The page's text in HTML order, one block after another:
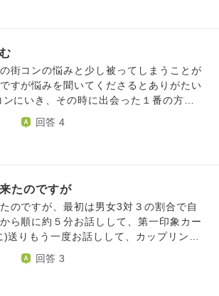
は好意は伝えていませんでした。断られ
な、自己保身のようなことを言われとて
性の方は私とのことは終了し、今気にな
しています。その女性は、私と一緒に婚
なりに仕事も頑張っていて、その女性と
私を雑に扱ったのに幸せなのも許せませ
は周りの人と同じように異性から好意
フステージを進めることができたりする
消えてしまいたい気持ちです。 周りの
友人たちも嫌になると思うので、最近は
街コンの悩みと少し被ってしまうことが
すが悩みを聞いてくださるとありがたい
にいき、その時に出会った１番の方と
が凄くあって、凄く楽しかったです。見
方で、30年生きてきて、恐らく、初めて
感を持って頂き、2回目の会話も自分な
、緊張や好きという気持ちが前にきて、
少し会話のテンポが落ちてしまいまし
ングせず。時間が少し経ちましたが、な
ないのか、相手にもっとどうしたら好感
回答 4
たのですが
のですが、最初は男女3対３の割合で自
ら順に約５分お話しして、第一印象カー
)送りもう一度お話しして、カップリング
達になりたいと思ったら送る)と言う流れ
は２番で２番の方から順にお話しして、
回答 3